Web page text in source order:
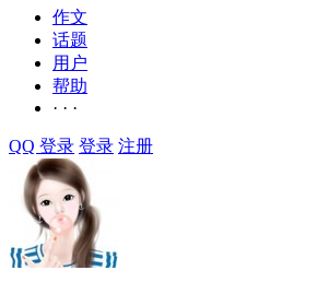
作文
话题
用户
帮助
· · ·
QQ 登录 登录 注册